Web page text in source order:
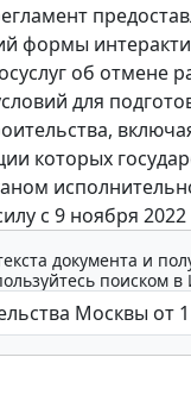
формы
об отмене
для
которых
с 9 ноября 2022
документа и
поиском